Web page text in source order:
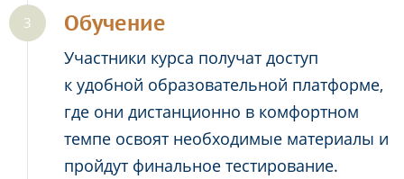
Обучение
Участники курса получат доступ
к удобной образовательной платформе,
где они дистанционно в комфортном
темпе освоят необходимые материалы и
пройдут финальное тестирование.